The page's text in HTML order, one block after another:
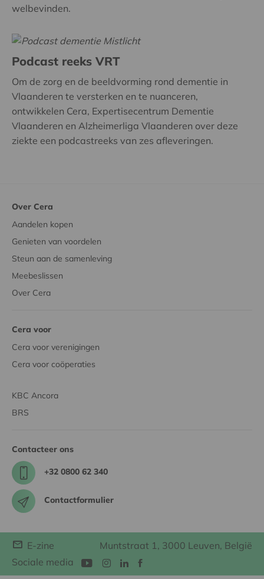
welbevinden.
Podcast reeks VRT
Om de zorg en de beeldvorming rond dementie in
Vlaanderen te versterken en te nuanceren,
ontwikkelen Cera, Expertisecentrum Dementie
Vlaanderen en Alzheimerliga Vlaanderen over deze
ziekte een podcastreeks van zes afleveringen.
Over Cera
Aandelen kopen
Genieten van voordelen
Steun aan de samenleving
Meebeslissen
Over Cera
Cera voor
Cera voor verenigingen
Cera voor coöperaties
KBC Ancora
BRS
Contacteer ons
+32 0800 62 340
Contactformulier
E-zine
Muntstraat 1, 3000 Leuven, België
Sociale media